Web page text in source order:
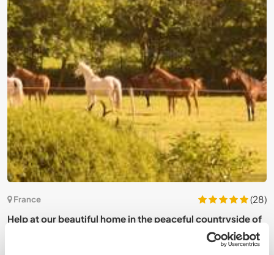
France
(28)
Help at our beautiful home in the peaceful countryside of